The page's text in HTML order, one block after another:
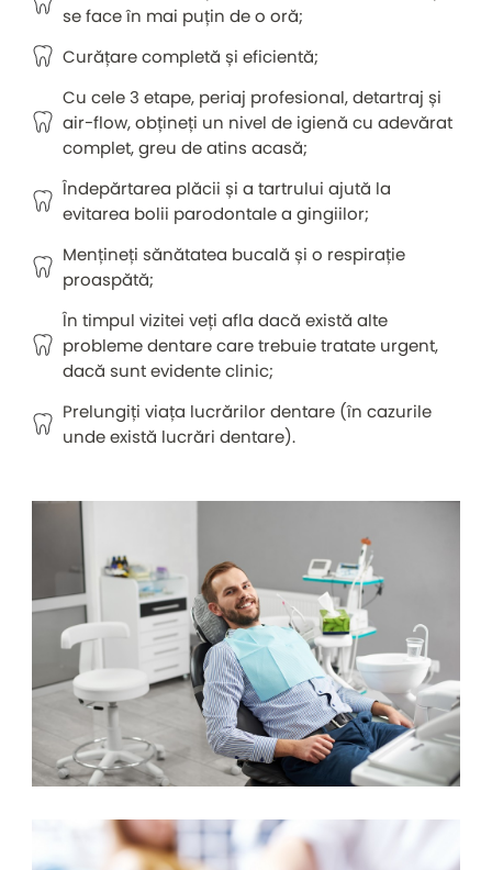
se face în mai puțin de o oră;
Curățare completă și eficientă;
Cu cele 3 etape, periaj profesional, detartraj și
air-flow, obțineți un nivel de igienă cu adevărat
complet, greu de atins acasă;
Îndepărtarea plăcii și a tartrului ajută la
evitarea bolii parodontale a gingiilor;
Mențineți sănătatea bucală și o respirație
proaspătă;
În timpul vizitei veți afla dacă există alte
probleme dentare care trebuie tratate urgent,
dacă sunt evidente clinic;
Prelungiți viața lucrărilor dentare (în cazurile
unde există lucrări dentare).